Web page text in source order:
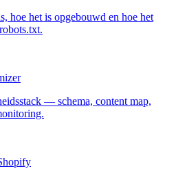
hoe het is opgebouwd en hoe het
— schema, content map,